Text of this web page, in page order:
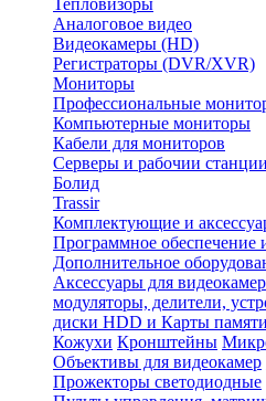
Тепловизоры
Аналоговое видео
Видеокамеры (HD)
Регистраторы (DVR/XVR)
Мониторы
Профессиональные
Компьютерные мониторы
Кабели для мониторов
Серверы и рабочии станции
Болид
Trassir
Комплектующие и
Программное обеспечение
Дополнительное
Аксессуары для видеокамер
модуляторы, делители,
диски HDD и Карты памяти
Кожухи Кронштейны
Объективы для видеокамер
Прожекторы светодиодные